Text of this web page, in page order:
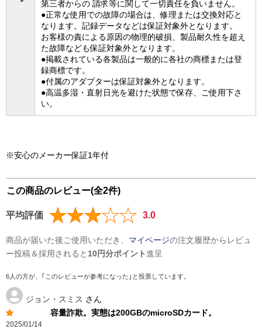
第三者からの 請求等に関して一切責任を負いません。
●正常な使用での故障の場合は、修理または交換対応と
なります。記録データなどは保証対象外となります。
お客様の責による原因の物理的破損、製品耐久性を超え
た故障なども保証対象外となります。
●掲載されている各製品は一般的に各社の商標または登
録商標です。
●付属のアダプターは保証対象外となります。
●高温多湿・直射日光を避けた状態で保存、ご使用下さ
い。
※安心のメーカー保証1年付
この商品のレビュー(全2件)
平均評価 3.0
商品が届いた後ご使用いただき、 マイページの注文履歴からレビュ
ー投稿＆採用されると 10円分ポイント進呈
6人の方が、｢このレビューが参考になった｣と投票しています。
ジョン・スミス さん
容量詐欺。実態は200GBのmicroSDカード。
2025/01/14